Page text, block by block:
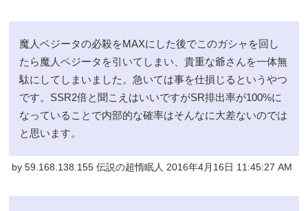
魔人ベジータの必殺をMAXにした後でこのガシャを回し
たら魔人ベジータを引いてしまい、貴重な爺さんを一体無
駄にしてしまいました。急いては事を仕損じるというやつ
です。SSR2倍と聞こえはいいですがSR排出率が100%に
なっていることで内部的な確率はそんなに大差ないのでは
と思います。
by 59.168.138.155 伝説の超惰眠人 2016年4月16日 11:45:27 AM